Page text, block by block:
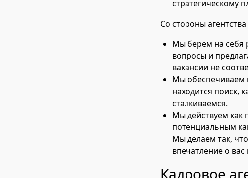
стратегическому
Со стороны
Мы берем на себя
вопросы и
вакансии не
Мы обеспечиваем
находится поиск,
сталкиваемся.
Мы действуем как
потенциальным
Мы делаем так,
впечатление о вас
Кадровое